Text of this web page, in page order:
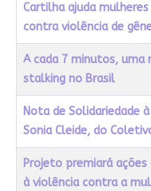
Cartilha ajuda
contra violência de
A cada 7 minutos, uma
stalking no Brasil
Nota de Solidariedade
Sonia Cleide, do
Projeto premiará
à violência contra a